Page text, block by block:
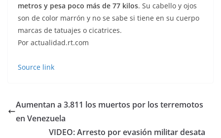
metros y pesa poco más de 77 kilos. Su cabello y ojos
son de color marrón y no se sabe si tiene en su cuerpo
marcas de tatuajes o cicatrices.
Por actualidad.rt.com
Source link
Aumentan a 3.811 los muertos por los terremotos
en Venezuela
VIDEO: Arresto por evasión militar desata